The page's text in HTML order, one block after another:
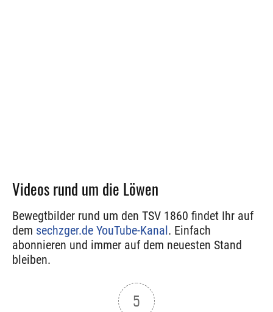
Videos rund um die Löwen
Bewegtbilder rund um den TSV 1860 findet Ihr auf
dem sechzger.de YouTube-Kanal . Einfach
abonnieren und immer auf dem neuesten Stand
bleiben.
5